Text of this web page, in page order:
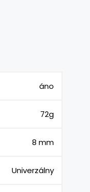
áno
72g
8 mm
Univerzálny